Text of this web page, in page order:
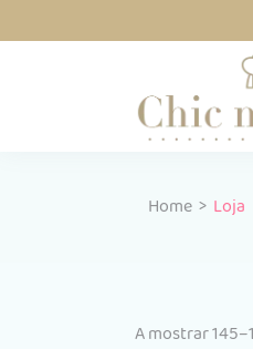
Home > Loja
A mostrar